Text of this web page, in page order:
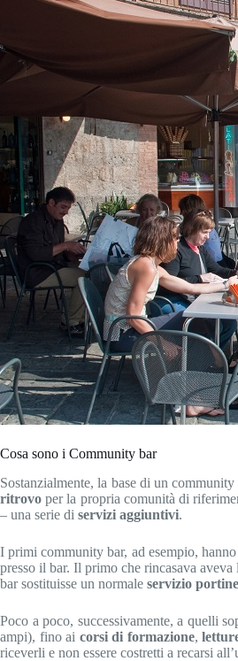
Cosa sono i Community bar
Sostanzialmente, la base di un
ritrovo per la propria comunità di
– una serie di servizi aggiuntivi.
I primi community bar, ad esempio,
presso il bar. Il primo che rincasava
bar sostituisse un normale servizio
Poco a poco, successivamente, a quelli
ampi), fino ai corsi di formazione,
riceverli e non essere costretti a recarsi